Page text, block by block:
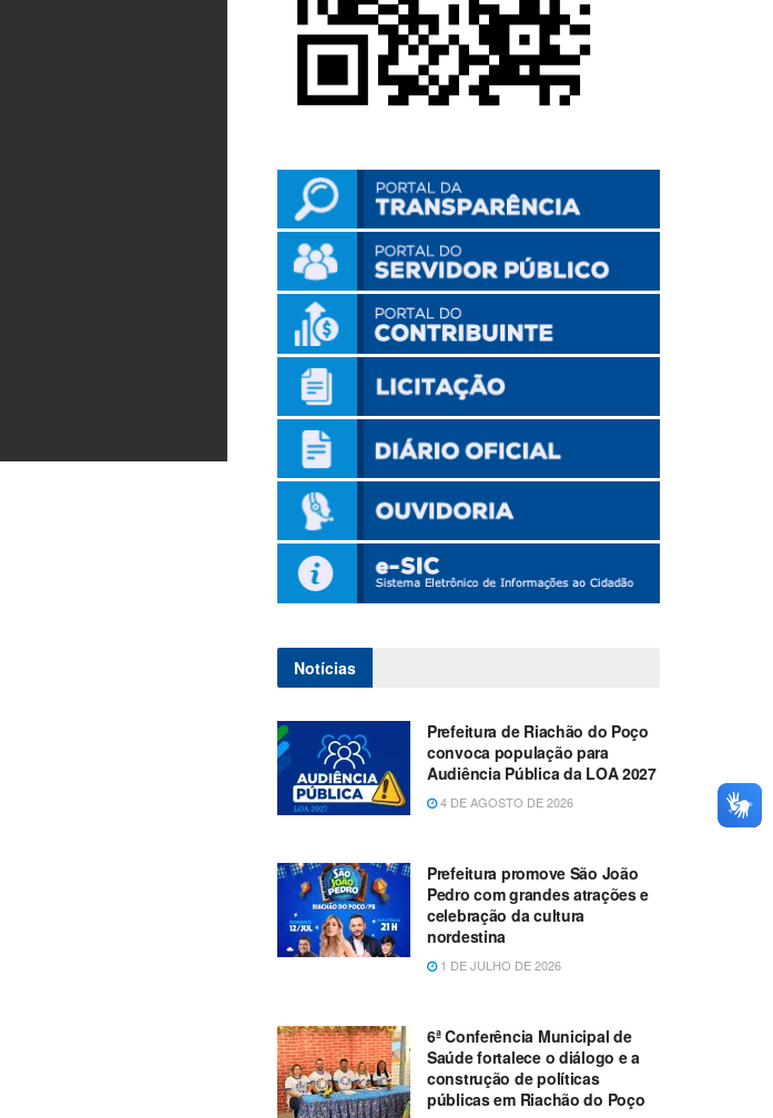
Notícias
Prefeitura de Riachão do Poço
convoca população para
Audiência Pública da LOA 2027
4 DE AGOSTO DE 2026
Prefeitura promove São João
Pedro com grandes atrações e
celebração da cultura
nordestina
1 DE JULHO DE 2026
6ª Conferência Municipal de
Saúde fortalece o diálogo e a
construção de políticas
públicas em Riachão do Poço